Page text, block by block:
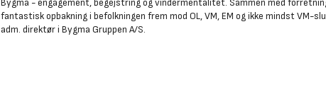
Bygma - engagement, begejstring og vindermentalitet. Sammen med
fantastisk opbakning i befolkningen frem mod OL, VM, EM og ikke mindst VM-
adm. direktør i Bygma Gruppen A/S.